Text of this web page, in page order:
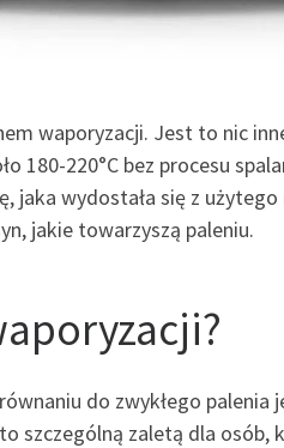
waporyzacji. Jest to nic
180-220°C bez procesu
jaka wydostała się z
jakie towarzyszą paleniu.
do zwykłego
szczególną zaletą dla